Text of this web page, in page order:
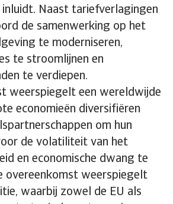
inluidt. Naast tariefverlagingen
de samenwerking op het
te moderniseren,
te stroomlijnen en
te verdiepen.
weerspiegelt een wereldwijde
economieën diversifiëren
om hun
de volatiliteit van het
en economische dwang te
overeenkomst weerspiegelt
waarbij zowel de EU als